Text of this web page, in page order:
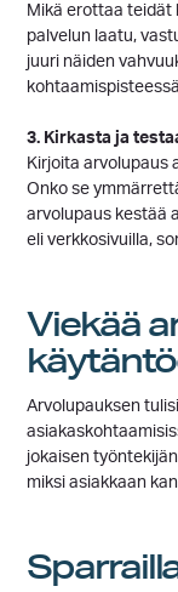
Mikä erottaa teidät
palvelun laatu,
juuri näiden
3. Kirkasta ja
Kirjoita arvolupaus
Onko se
arvolupaus kestää
eli verkkosivuilla,
Viekää
Arvolupauksen
jokaisen
miksi asiakkaan